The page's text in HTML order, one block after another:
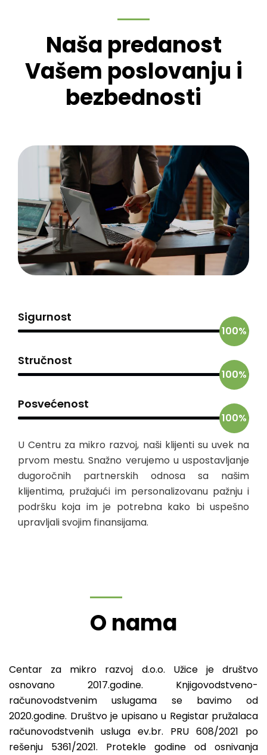
Naša predanost
Vašem poslovanju i
bezbednosti
Sigurnost
100%
Stručnost
100%
Posvećenost
100%
U Centru za mikro razvoj, naši klijenti su uvek na
prvom mestu. Snažno verujemo u uspostavljanje
dugoročnih partnerskih odnosa sa našim
klijentima, pružajući im personalizovanu pažnju i
podršku koja im je potrebna kako bi uspešno
upravljali svojim finansijama.
O nama
Centar za mikro razvoj d.o.o. Užice je društvo
osnovano 2017.godine. Knjigovodstveno-
računovodstvenim uslugama se bavimo od
2020.godine. Društvo je upisano u Registar pružalaca
računovodstvenih usluga ev.br. PRU 608/2021 po
rešenju 5361/2021. Protekle godine od osnivanja